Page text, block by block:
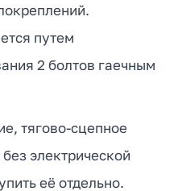
путем
2 болтов гаечным
тягово-сцепное
электрической
её отдельно.